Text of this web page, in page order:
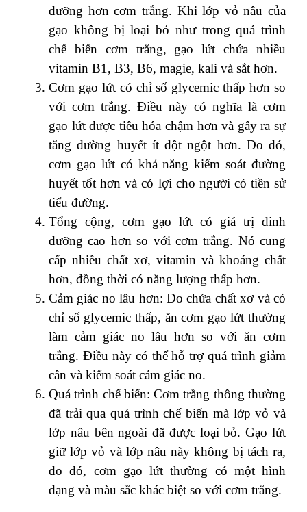
dưỡng hơn cơm trắng. Khi lớp vỏ nâu của
gạo không bị loại bỏ như trong quá trình
chế biến cơm trắng, gạo lứt chứa nhiều
vitamin B1, B3, B6, magie, kali và sắt hơn.
Cơm gạo lứt có chỉ số glycemic thấp hơn so
với cơm trắng. Điều này có nghĩa là cơm
gạo lứt được tiêu hóa chậm hơn và gây ra sự
tăng đường huyết ít đột ngột hơn. Do đó,
cơm gạo lứt có khả năng kiểm soát đường
huyết tốt hơn và có lợi cho người có tiền sử
tiểu đường.
Tổng cộng, cơm gạo lứt có giá trị dinh
dưỡng cao hơn so với cơm trắng. Nó cung
cấp nhiều chất xơ, vitamin và khoáng chất
hơn, đồng thời có năng lượng thấp hơn.
Cảm giác no lâu hơn: Do chứa chất xơ và có
chỉ số glycemic thấp, ăn cơm gạo lứt thường
làm cảm giác no lâu hơn so với ăn cơm
trắng. Điều này có thể hỗ trợ quá trình giảm
cân và kiểm soát cảm giác no.
Quá trình chế biến: Cơm trắng thông thường
đã trải qua quá trình chế biến mà lớp vỏ và
lớp nâu bên ngoài đã được loại bỏ. Gạo lứt
giữ lớp vỏ và lớp nâu này không bị tách ra,
do đó, cơm gạo lứt thường có một hình
dạng và màu sắc khác biệt so với cơm trắng.